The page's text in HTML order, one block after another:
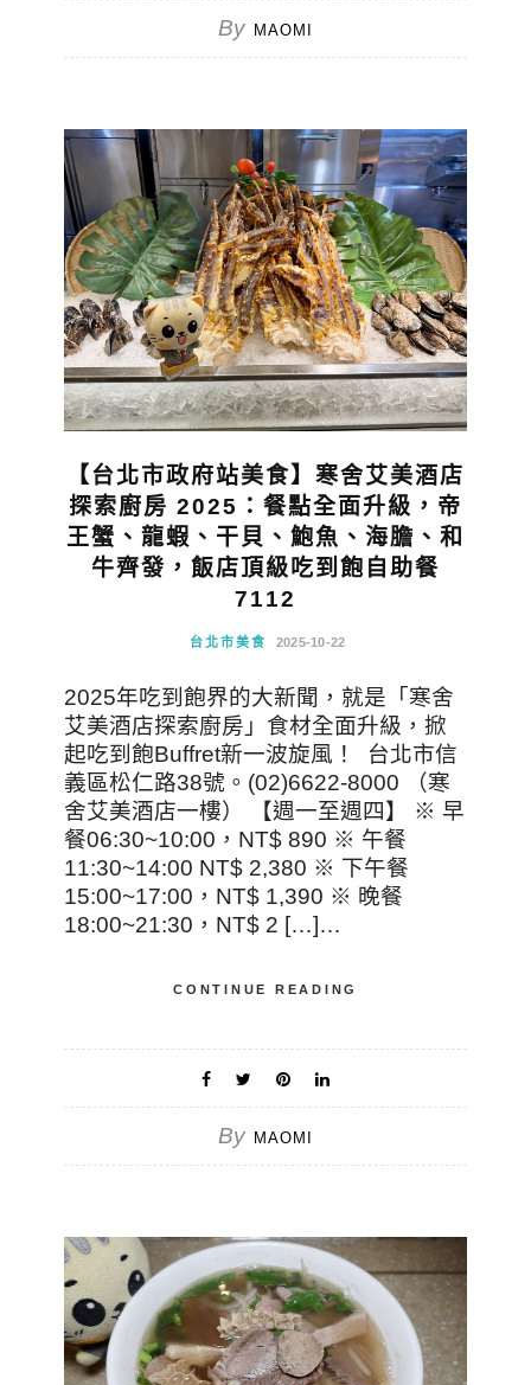
By MAOMI
【台北市政府站美食】寒舍艾美酒店
探索廚房 2025：餐點全面升級，帝
王蟹、龍蝦、干貝、鮑魚、海膽、和
牛齊發，飯店頂級吃到飽自助餐
7112
台北市美食 2025-10-22
2025年吃到飽界的大新聞，就是「寒舍
艾美酒店探索廚房」食材全面升級，掀
起吃到飽Buffret新一波旋風！ 台北市信
義區松仁路38號。(02)6622-8000 （寒
舍艾美酒店一樓） 【週一至週四】 ※ 早
餐06:30~10:00，NT$ 890 ※ 午餐
11:30~14:00 NT$ 2,380 ※ 下午餐
15:00~17:00，NT$ 1,390 ※ 晚餐
18:00~21:30，NT$ 2 […]…
CONTINUE READING
By MAOMI